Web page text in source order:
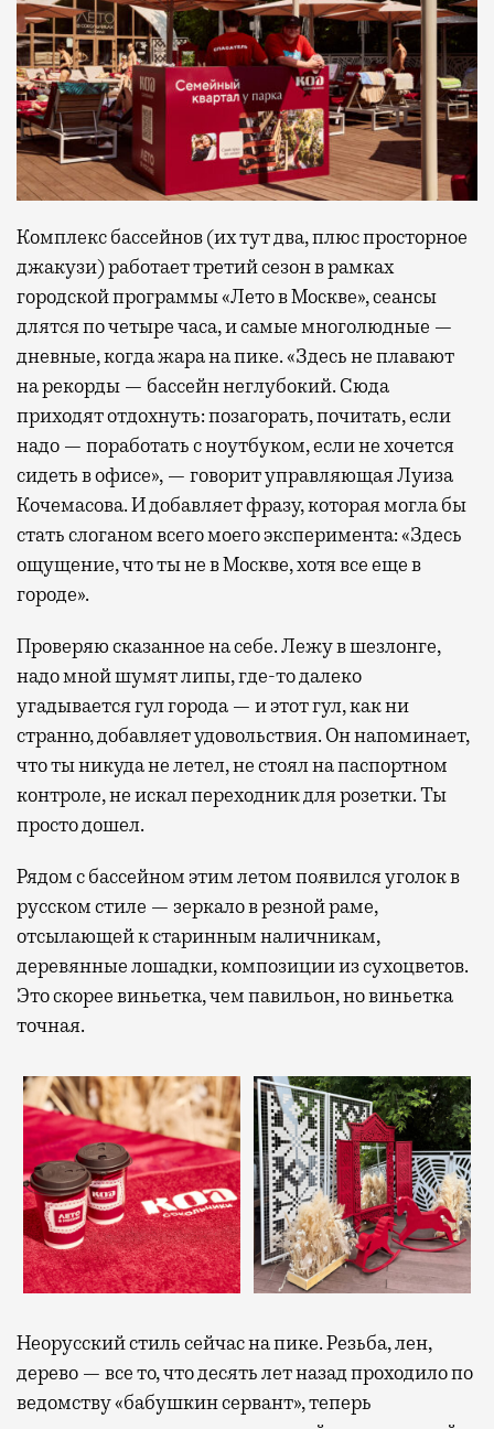
Комплекс бассейнов (их тут два, плюс просторное
джакузи) работает третий сезон в рамках
городской программы «Лето в Москве», сеансы
длятся по четыре часа, и самые многолюдные —
дневные, когда жара на пике. «Здесь не плавают
на рекорды — бассейн неглубокий. Сюда
приходят отдохнуть: позагорать, почитать, если
надо — поработать с ноутбуком, если не хочется
сидеть в офисе», — говорит управляющая Луиза
Кочемасова. И добавляет фразу, которая могла бы
стать слоганом всего моего эксперимента: «Здесь
ощущение, что ты не в Москве, хотя все еще в
городе».
Проверяю сказанное на себе. Лежу в шезлонге,
надо мной шумят липы, где-то далеко
угадывается гул города — и этот гул, как ни
странно, добавляет удовольствия. Он напоминает,
что ты никуда не летел, не стоял на паспортном
контроле, не искал переходник для розетки. Ты
просто дошел.
Рядом с бассейном этим летом появился уголок в
русском стиле — зеркало в резной раме,
отсылающей к старинным наличникам,
деревянные лошадки, композиции из сухоцветов.
Это скорее виньетка, чем павильон, но виньетка
точная.
Неорусский стиль сейчас на пике. Резьба, лен,
дерево — все то, что десять лет назад проходило по
ведомству «бабушкин сервант», теперь